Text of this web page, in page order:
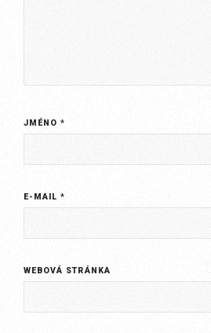
JMÉNO*
E-MAIL*
WEBOVÁ STRÁNKA